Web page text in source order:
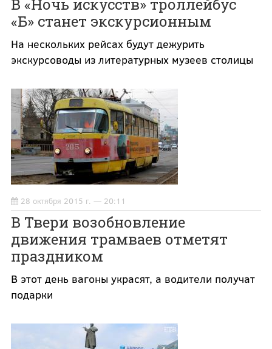
В «Ночь искусств» троллейбус
«Б» станет экскурсионным
На нескольких рейсах будут дежурить
экскурсоводы из литературных музеев столицы
28 октября 2015 г. — 20:11
В Твери возобновление
движения трамваев отметят
праздником
В этот день вагоны украсят, а водители получат
подарки